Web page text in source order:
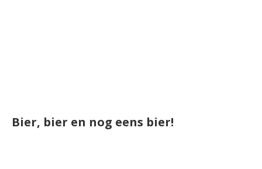
Bier, bier en nog eens bier!